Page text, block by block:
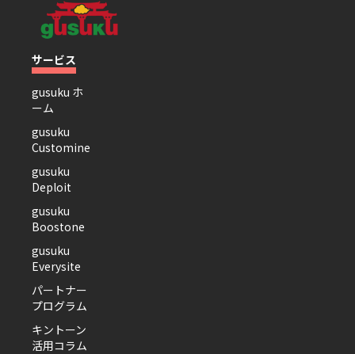
サービス
gusuku ホ
ーム
gusuku
Customine
gusuku
Deploit
gusuku
Boostone
gusuku
Everysite
パートナー
プログラム
キントーン
活用コラム